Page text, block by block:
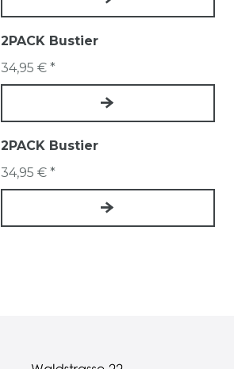
2PACK Bustier
34,95 € *
2PACK Bustier
34,95 € *